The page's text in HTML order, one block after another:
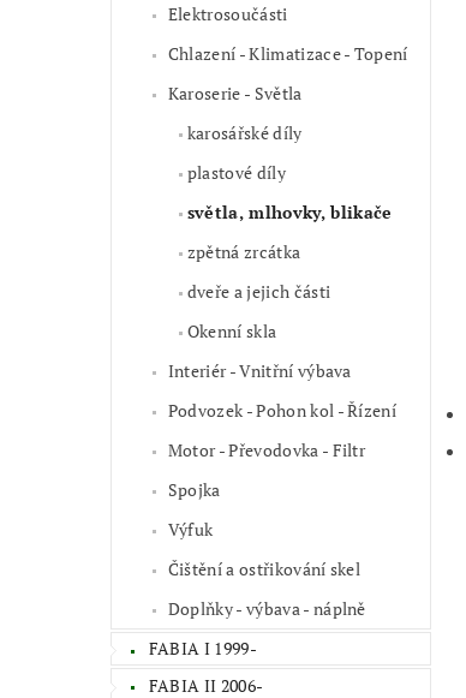
Elektrosoučásti
Chlazení - Klimatizace - Topení
Karoserie - Světla
karosářské díly
plastové díly
světla, mlhovky, blikače
zpětná zrcátka
dveře a jejich části
Okenní skla
Interiér - Vnitřní výbava
Podvozek - Pohon kol - Řízení
Motor - Převodovka - Filtr
Spojka
Výfuk
Čištění a ostřikování skel
Doplňky - výbava - náplně
FABIA I 1999-
FABIA II 2006-